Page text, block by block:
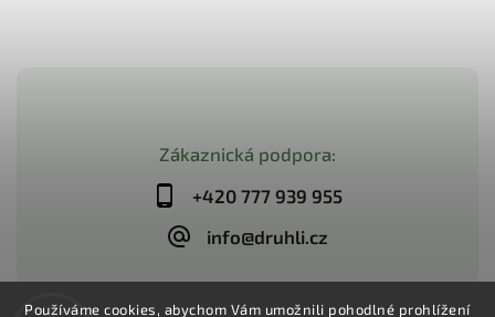
Používáme cookies, abychom Vám umožnili pohodlné prohlížení
Zákaznická podpora:
+420 777 939 955
info@druhli.cz